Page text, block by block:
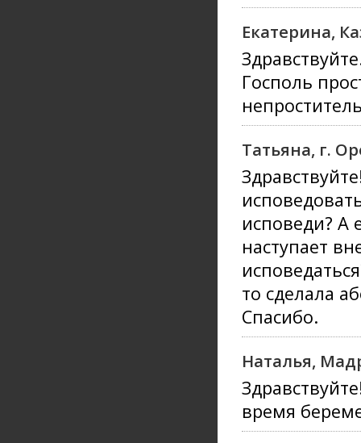
Екатерина,
Госполь
Татьяна, г.
исповеди? А
наступает
то сделала
Спасибо.
Наталья,
время